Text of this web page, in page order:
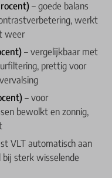
– goede balans
werkt
weer
– vergelijkbaar met
prettig voor
– voor
bewolkt en zonnig,
VLT automatisch aan
bij sterk wisselende